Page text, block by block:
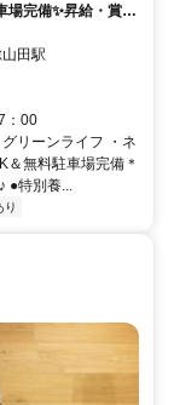
場完備✨昇給・賞与
田駅
：00
リーンライフ ・ネ
＆無料駐車場完備＊
特別養...
り